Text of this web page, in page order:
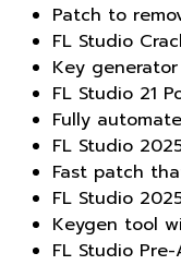
Patch to
FL Studio
Key
FL Studio 21
Fully
FL Studio
Fast patch
FL Studio
Keygen tool
FL Studio